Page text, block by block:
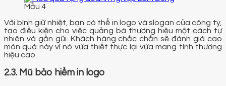
Mẫu 4
Với bình giữ nhiệt, bạn có thể in logo và slogan của công ty,
tạo điều kiện cho việc quảng bá thương hiệu một cách tự
nhiên và gần gũi. Khách hàng chắc chắn sẽ đánh giá cao
món quà này vì nó vừa thiết thực lại vừa mang tính thương
hiệu cao.
2.3. Mũ bảo hiểm in logo